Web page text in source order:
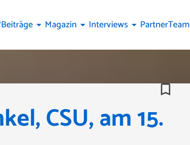
Beiträge arrow_drop_down Magazin arrow_drop_down Interviews arrow_drop_down PartnerTeam
bookmark_border
CSU, am 15.